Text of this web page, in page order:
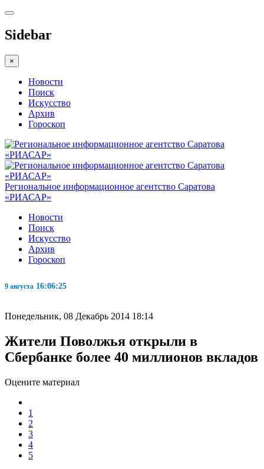
Sidebar
×
Новости
Поиск
Искусство
Архив
Гороскоп
Региональное информационное агентство Саратова
«РИАСАР»
Новости
Поиск
Искусство
Архив
Гороскоп
9 августа 16:06:26
Понедельник, 08 Декабрь 2014 18:14
Жители Поволжья открыли в
Сбербанке более 40 миллионов вкладов
Оцените материал
1
2
3
4
5